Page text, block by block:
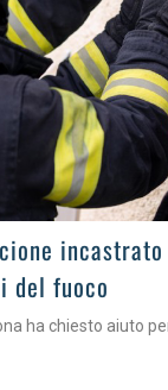
del fuoco
ha chiesto aiuto